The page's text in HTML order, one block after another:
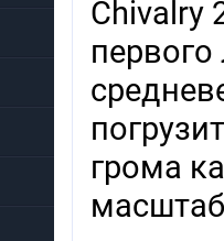
Chivalry
грома